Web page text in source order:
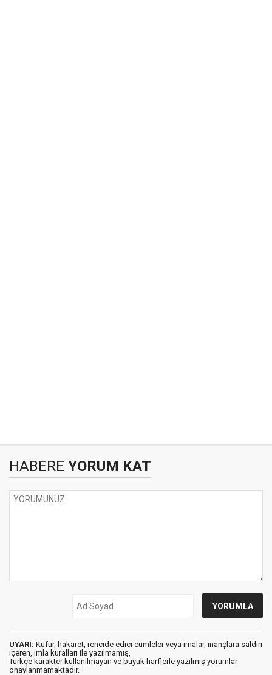
HABERE YORUM KAT
UYARI: Küfür, hakaret, rencide edici cümleler veya imalar, inançlara saldırı
içeren, imla kuralları ile yazılmamış,
Türkçe karakter kullanılmayan ve büyük harflerle yazılmış yorumlar
onaylanmamaktadır.